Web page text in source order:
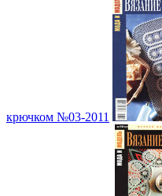
крючком №03-2011